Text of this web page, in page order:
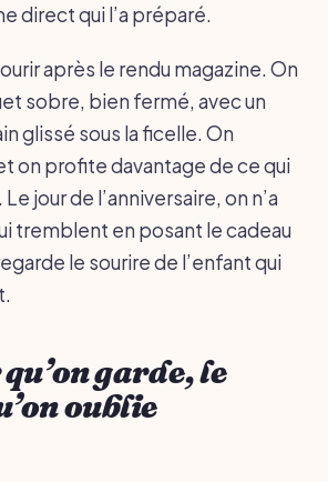
direct qui l’a préparé.
après le rendu magazine. On
sobre, bien fermé, avec un
glissé sous la ficelle. On
on profite davantage de ce qui
jour de l’anniversaire, on n’a
tremblent en posant le cadeau
le sourire de l’enfant qui
garde, le
oublie